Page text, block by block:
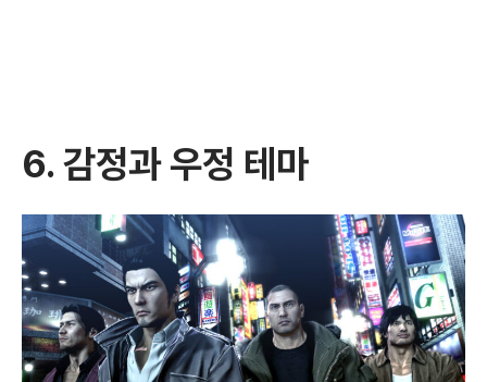
6. 감정과 우정 테마